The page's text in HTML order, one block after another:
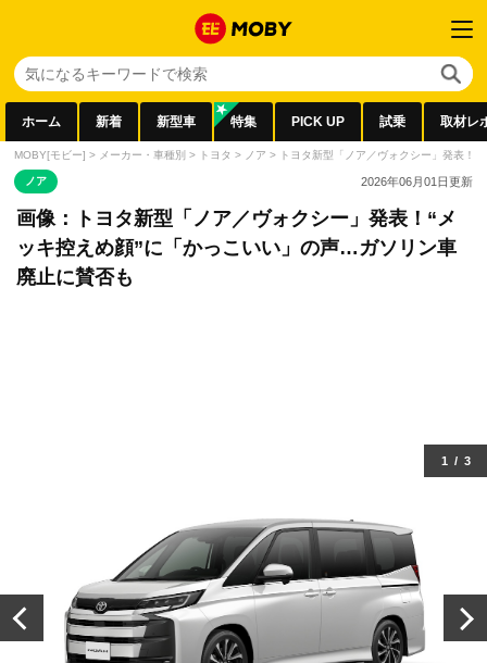
ホーム 新着 新型車 特集 PICK UP 試乗 取材レ
MOBY[モビー] > メーカー・車種別 > トヨタ > ノア > トヨタ新型「ノア／ヴォクシー」発表！
ノア 2026年06月01日更新
画像：トヨタ新型「ノア／ヴォクシー」発表！“メ
ッキ控えめ顔”に「かっこいい」の声…ガソリン車
廃止に賛否も
1 / 3